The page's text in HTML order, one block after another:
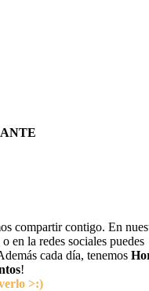
compartir contigo. En
en la redes sociales puedes
cada día, tenemos
!
>:)